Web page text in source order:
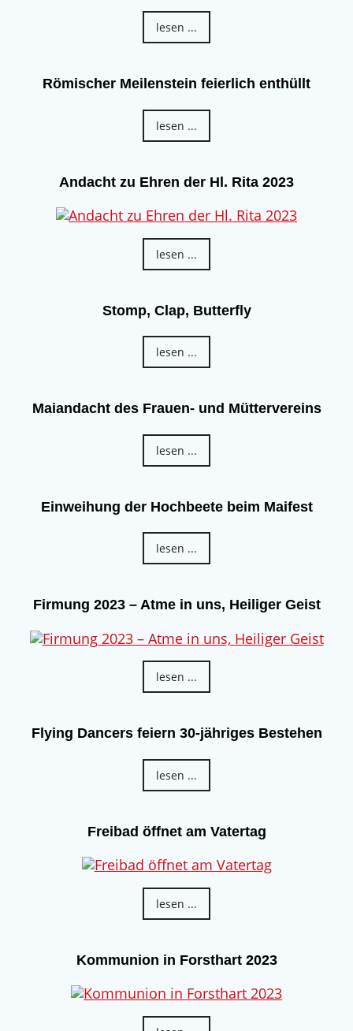
lesen ...
Römischer Meilenstein feierlich enthüllt
lesen ...
Andacht zu Ehren der Hl. Rita 2023
lesen ...
Stomp, Clap, Butterfly
lesen ...
Maiandacht des Frauen- und Müttervereins
lesen ...
Einweihung der Hochbeete beim Maifest
lesen ...
Firmung 2023 – Atme in uns, Heiliger Geist
lesen ...
Flying Dancers feiern 30-jähriges Bestehen
lesen ...
Freibad öffnet am Vatertag
lesen ...
Kommunion in Forsthart 2023